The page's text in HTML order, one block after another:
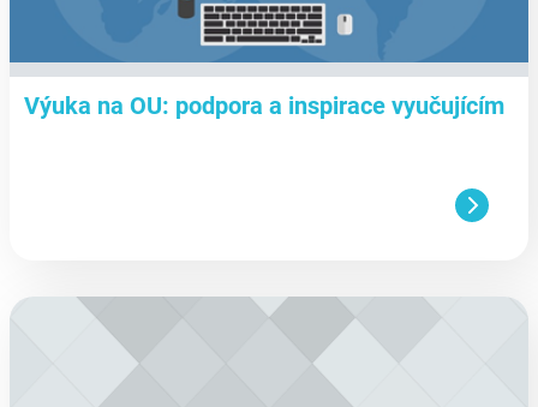
Výuka na OU: podpora a inspirace vyučujícím
aa